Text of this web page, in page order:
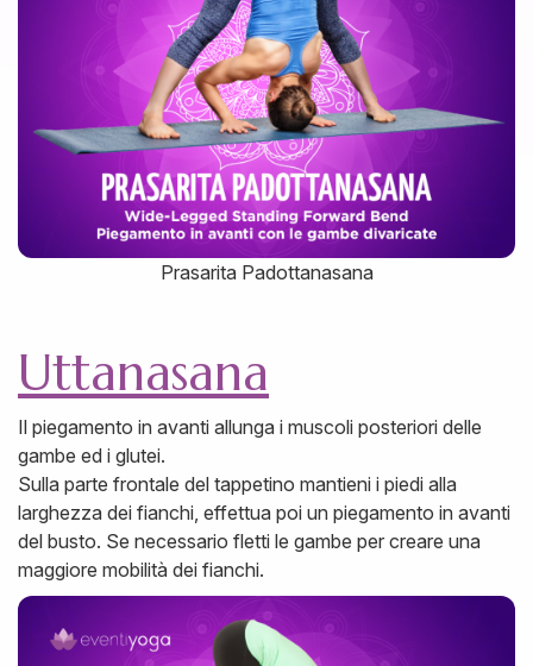
Prasarita Padottanasana
Uttanasana
Il piegamento in avanti allunga i muscoli posteriori delle
gambe ed i glutei.
Sulla parte frontale del tappetino mantieni i piedi alla
larghezza dei fianchi, effettua poi un piegamento in avanti
del busto. Se necessario fletti le gambe per creare una
maggiore mobilità dei fianchi.